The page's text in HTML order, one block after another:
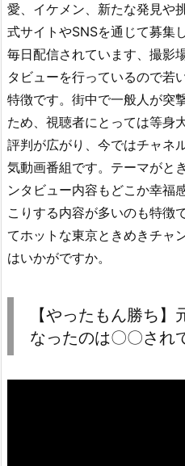
愛、イケメン、新たな発見や
式サイトやSNSを通じて募集
毎日配信されています、撮影
タビューを行っているので若
特徴です。街中で一般人が突
ため、視聴者にとっては等身
評判が広がり、今ではチャネ
気動画番組です。テーマがと
ンタビュー内容もどこか幸福
こりする内容が多いのも特徴
てホットな東京ときめきチャ
はいかがですか。
【やったもん勝ち
なったのは〇〇され